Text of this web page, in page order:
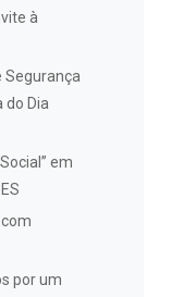
à
Segurança
do Dia
em
por um